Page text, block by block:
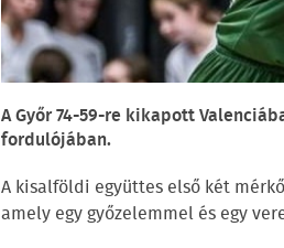
A Győr 74-59-re kikapott
fordulójában.
A kisalföldi együttes első két
amely egy győzelemmel és egy